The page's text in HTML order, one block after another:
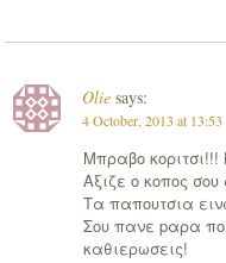
Olie says:
4 October, 2013 at 13:53
Μπραβο
Aξιζε ο κοπος
Tα παπουτσια
Σου πανε pαρα
καθιερωσεις!